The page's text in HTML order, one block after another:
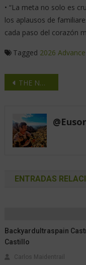
• “La meta no solo es
los aplausos de
cada paso del corazón
Tagged 2026 Advance
THE NORTH FACE lanza ALTAMESA 500 V2
ENTRADAS
Backyardultraspain
Castillo
Carlos Maidentrail